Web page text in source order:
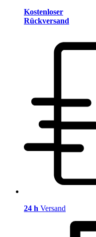
Kostenloser
Rückversand
24 h Versand